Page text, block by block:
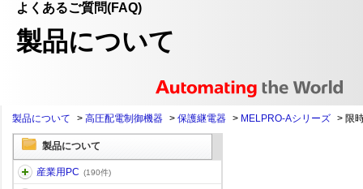
よくあるご質問(FAQ)
製品について
製品について > 高圧配電制御機器 > 保護継電器 > MELPRO-Aシリーズ > 限
製品について
産業用PC (190件)